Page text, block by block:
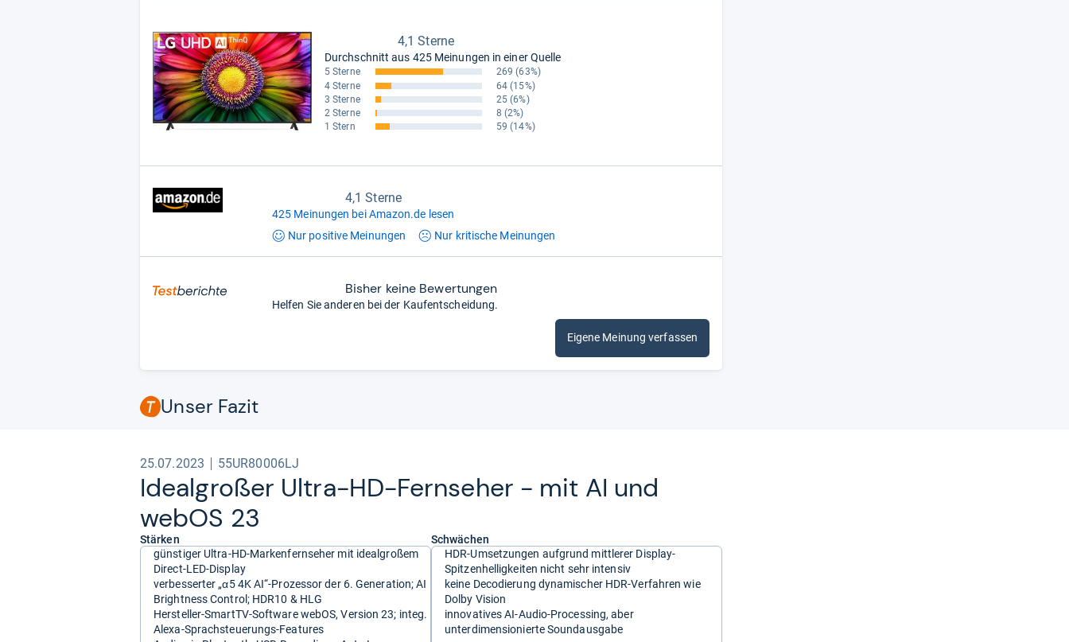
4,1 Sterne
Durchschnitt aus 425 Meinungen in einer Quelle
5 Sterne 269 (63%)
4 Sterne
64 (15%)
3 Sterne
25 (6%)
2 Sterne
8 (2%)
1 Stern
59 (14%)
4,1 Sterne
425 Meinungen bei Amazon.de lesen
Nur positive Meinungen Nur kritische Meinungen
Bisher keine Bewertungen
Helfen Sie anderen bei der Kaufentscheidung.
Eigene Meinung verfassen
Unser Fazit
25.07.2023 55UR80006LJ
Ide­al­großer Ultra-​HD-​Fern­se­her -​ mit AI und
webOS 23
Stärken
günstiger Ultra-HD-Markenfernseher mit idealgroßem
Direct-LED-Display
verbesserter „α5 4K AI“-Prozessor der 6. Generation; AI
Brightness Control; HDR10 & HLG
Hersteller-SmartTV-Software webOS, Version 23; integ.
Alexa-Sprachsteuerungs-Features
Schwächen
HDR-Umsetzungen aufgrund mittlerer Display-
Spitzenhelligkeiten nicht sehr intensiv
keine Decodierung dynamischer HDR-Verfahren wie
Dolby Vision
innovatives AI-Audio-Processing, aber
unterdimensionierte Soundausgabe